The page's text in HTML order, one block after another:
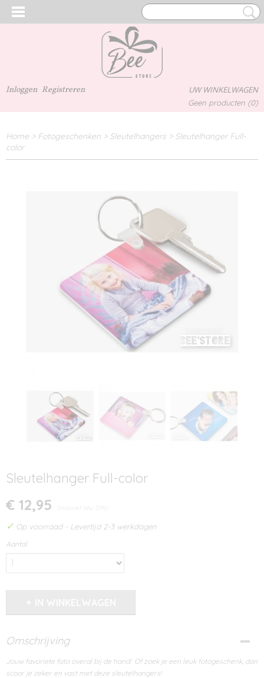
Inloggen Registreren UW WINKELWAGEN
Geen producten (0)
Home > Fotogeschenken > Sleutelhangers > Sleutelhanger Full-
color
Sleutelhanger Full-color
€ 12,95 (inclusief btw 21%)
✓ Op voorraad - Levertijd 2-3 werkdagen
Aantal
Omschrijving
Jouw favoriete foto overal bij de hand! Of zoek je een leuk fotogeschenk, dan
scoor je zeker en vast met deze sleutelhangers!